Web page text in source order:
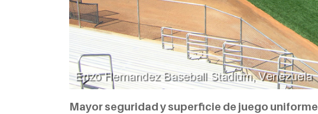
Mayor seguridad y superficie de juego uniforme